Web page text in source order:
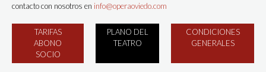
contacto con nosotros en info@operaoviedo.com
TARIFAS
ABONO
SOCIO
PLANO DEL
TEATRO
CONDICIONES
GENERALES